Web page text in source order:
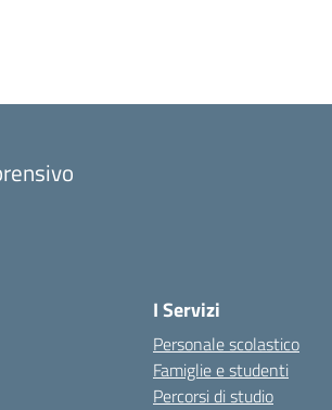
I Servizi
Personale scolastico
Famiglie e studenti
Percorsi di studio